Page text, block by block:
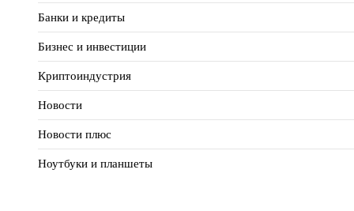
Банки и кредиты
Бизнес и инвестиции
Криптоиндустрия
Новости
Новости плюс
Ноутбуки и планшеты